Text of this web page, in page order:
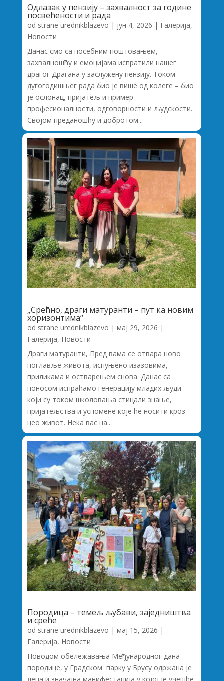
Одлазак у пензију – захвалност за године
посвећености и рада
od strane urednikblazevo | јун 4, 2026 | Галерија,
Новости
Данас смо са посебним поштовањем,
захвалношћу и емоцијама испратили нашег
драгог Драгана у заслужену пензију. Током
дугогодишњег рада био је више од колеге – био
је ослонац, пријатељ и пример
професионалности, одговорности и људскости.
Својом преданошћу и добротом...
„Срећно, драги матуранти – пут ка новим
хоризонтима“
od strane urednikblazevo | мај 29, 2026 |
Галерија, Новости
Драги матуранти, Пред вама се отвара ново
поглавље живота, испуњено изазовима,
приликама и остварењем снова. Данас са
поносом испраћамо генерацију младих људи
који су током школовања стицали знање,
пријатељства и успомене које ће носити кроз
цео живот. Нека вас на...
Породица – темељ љубави, заједништва
и среће
od strane urednikblazevo | мај 15, 2026 |
Галерија, Новости
Поводом обележавања Међународног дана
породице, у Градском парку у Брусу одржана је